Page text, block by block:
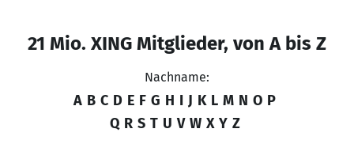
21 Mio. XING Mitglieder, von A bis Z
Nachname:
A B C D E F G H I J K L M N O P
Q R S T U V W X Y Z